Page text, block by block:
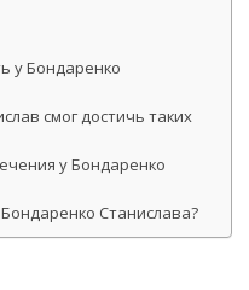
у Бондаренко
смог достичь таких
у Бондаренко
Станислава?